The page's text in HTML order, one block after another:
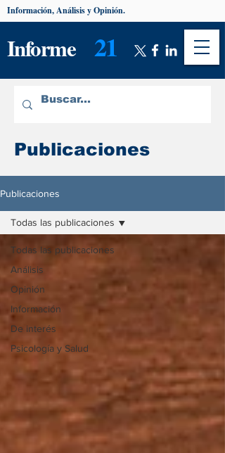
Informe 21
Información, Análisis y Opinión.
Publicaciones
Publicaciones
Todas las publicaciones
Análisis
Opinión
Información
De interés
Psicología y Salud
Todas las publicaciones